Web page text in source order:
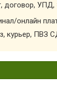
договор,
онлайн
курьер, ПВЗ